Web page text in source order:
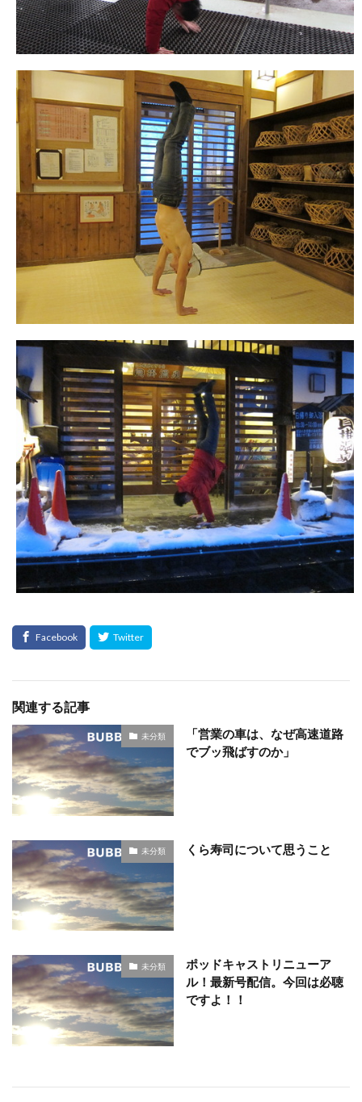
関連する記事
未分類
「営業の車は、なぜ高速道路
でブッ飛ばすのか」
未分類 くら寿司について思うこと
未分類
ポッドキャストリニューア
ル！最新号配信。今回は必聴
ですよ！！